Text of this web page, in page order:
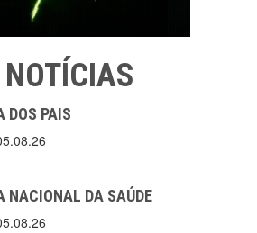
DOS PAIS
NACIONAL DA SAÚDE